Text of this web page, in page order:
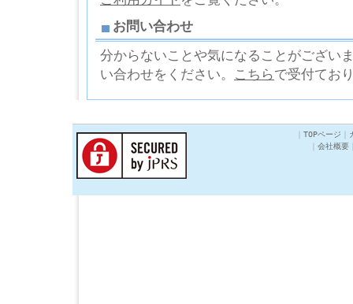
お問い合わせ
分からないことや気になることがござい
い合わせをください。 こちらで受付てお
TOPページ
会社概要